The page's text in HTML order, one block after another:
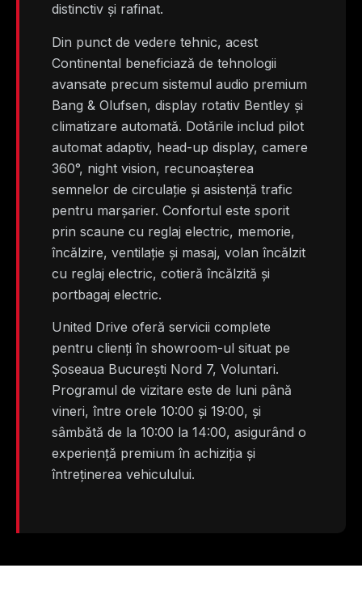
distinctiv și rafinat.
Din punct de vedere tehnic, acest
Continental beneficiază de tehnologii
avansate precum sistemul audio premium
Bang & Olufsen, display rotativ Bentley și
climatizare automată. Dotările includ pilot
automat adaptiv, head-up display, camere
360°, night vision, recunoașterea
semnelor de circulație și asistență trafic
pentru marșarier. Confortul este sporit
prin scaune cu reglaj electric, memorie,
încălzire, ventilație și masaj, volan încălzit
cu reglaj electric, cotieră încălzită și
portbagaj electric.
United Drive oferă servicii complete
pentru clienți în showroom-ul situat pe
Șoseaua București Nord 7, Voluntari.
Programul de vizitare este de luni până
vineri, între orele 10:00 și 19:00, și
sâmbătă de la 10:00 la 14:00, asigurând o
experiență premium în achiziția și
întreținerea vehiculului.